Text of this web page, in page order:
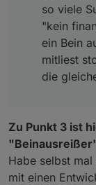
so viele
"kein
ein Bein
mitliest
die
Zu Punkt 3 ist
Habe selbst
mit einen